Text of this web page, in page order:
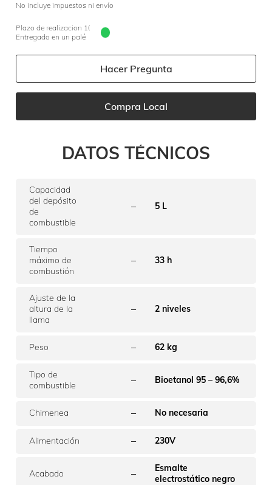
No incluye impuestos ni envío
Plazo de realizacion 10 jours
Entregado en un palé
Hacer Pregunta
Compra Local
DATOS TÉCNICOS
Capacidad
del depósito
de
combustible
– 5 L
Tiempo
máximo de
combustión
– 33 h
Ajuste de la
altura de la
llama
– 2 niveles
Peso – 62 kg
Tipo de
combustible
– Bioetanol 95 – 96,6%
Chimenea – No necesaria
Alimentación – 230V
Acabado –
Esmalte
electrostático negro